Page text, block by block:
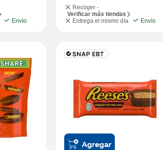
Envío
Recoger -
Verificar más tiendas
Entrega el mismo día
Envío
Agregar